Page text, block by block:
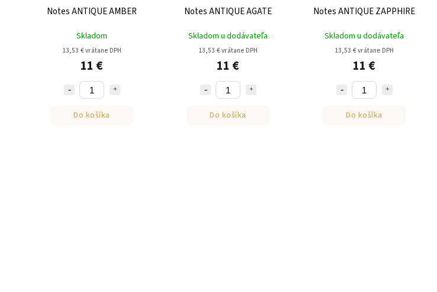
Notes ANTIQUE AMBER
Skladom
13,53 € vrátane DPH
11 €
Do košíka
Notes ANTIQUE AGATE
Skladom u dodávateľa
13,53 € vrátane DPH
11 €
Do košíka
Notes ANTIQUE ZAPPHIRE
Skladom u dodávateľa
13,53 € vrátane DPH
11 €
Do košíka